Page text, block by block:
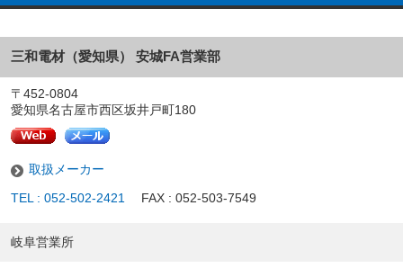
三和電材（愛知県） 安城FA営業部
〒452-0804
愛知県名古屋市西区坂井戸町180
取扱メーカー
TEL : 052-502-2421 FAX : 052-503-7549
岐阜営業所